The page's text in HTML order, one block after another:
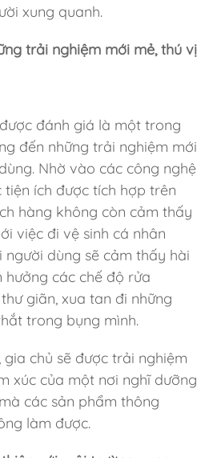
xung quanh.
trải nghiệm mới mẻ, thú vị
đánh giá là một trong
đến những trải nghiệm mới
Nhờ vào các công nghệ
ích được tích hợp trên
hàng không còn cảm thấy
việc đi vệ sinh cá nhân
người dùng sẽ cảm thấy hài
hưởng các chế độ rửa
giãn, xua tan đi những
trong bụng mình.
chủ sẽ được trải nghiệm
xúc của một nơi nghĩ dưỡng
các sản phẩm thông
làm được.